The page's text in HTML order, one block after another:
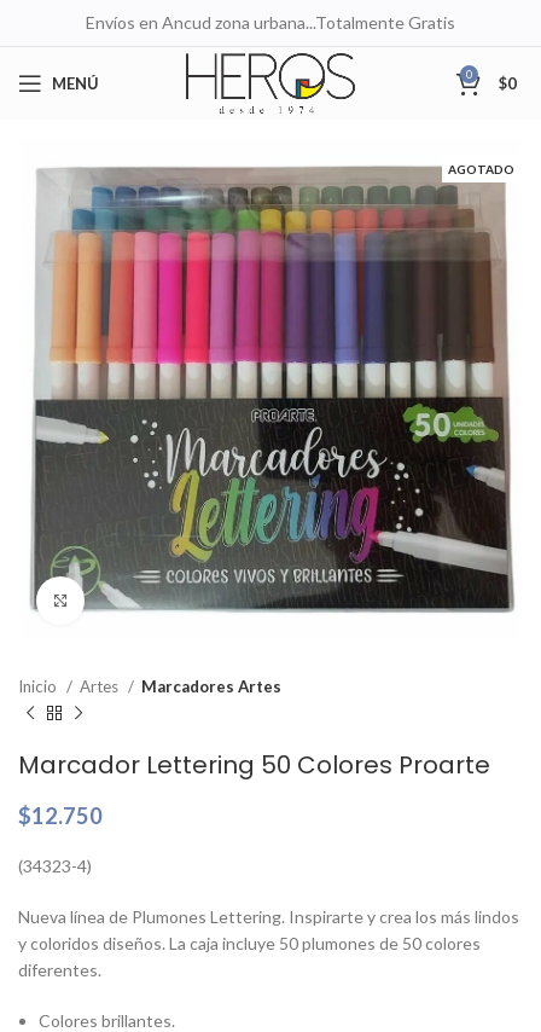
Envíos en Ancud zona urbana...Totalmente Gratis
MENÚ 0 $0
AGOTADO
Clic para ampliar
Inicio Artes Marcadores Artes
Marcador Lettering 50 Colores Proarte
$12.750
(34323-4)
Nueva línea de Plumones Lettering. Inspirarte y crea los más lindos
y coloridos diseños. La caja incluye 50 plumones de 50 colores
diferentes.
Colores brillantes.